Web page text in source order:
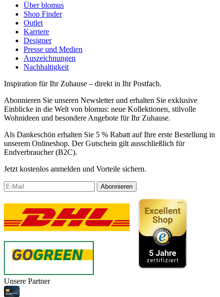
Über blomus
Shop Finder
Outlet
Karriere
Designer
Presse und Medien
Auszeichnungen
Nachhaltigkeit
Inspiration für Ihr Zuhause – direkt in Ihr Postfach.
Abonnieren Sie unseren Newsletter und erhalten Sie exklusive
Einblicke in die Welt von blomus: neue Kollektionen, stilvolle
Wohnideen und besondere Angebote für Ihr Zuhause.
Als Dankeschön erhalten Sie 5 % Rabatt auf Ihre erste Bestellung in
unserem Onlineshop. Der Gutschein gilt ausschließlich für
Endverbraucher (B2C).
Jetzt kostenlos anmelden und Vorteile sichern.
Abonnieren
Unsere Partner